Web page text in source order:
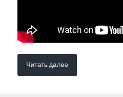
Читать далее